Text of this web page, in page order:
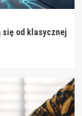
się od klasycznej